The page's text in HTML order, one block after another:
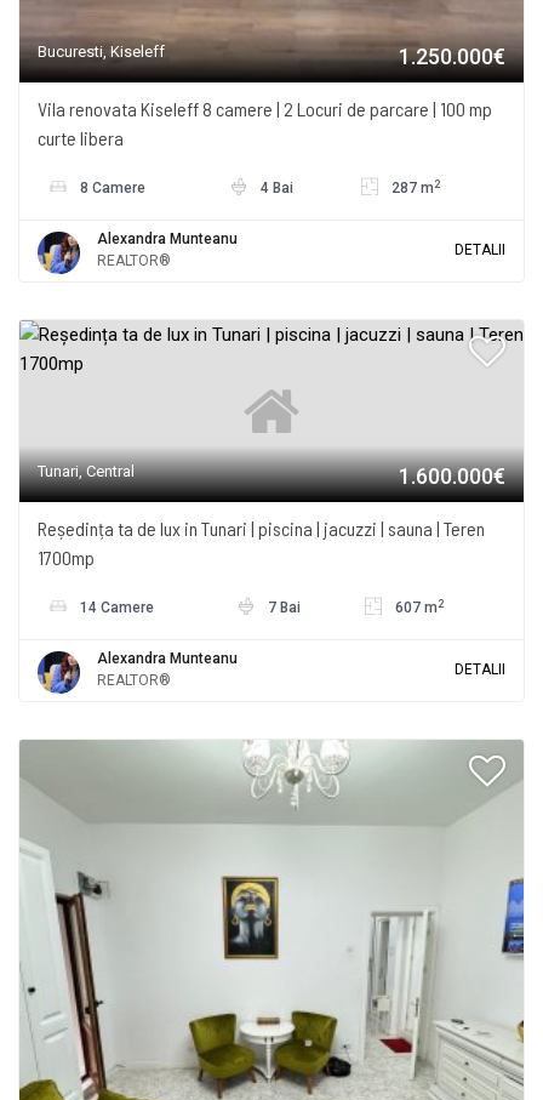
Bucuresti, Kiseleff 1.250.000€
Vila renovata Kiseleff 8 camere | 2 Locuri de parcare | 100 mp
curte libera
8 Camere 4 Bai 287 m 2
Alexandra Munteanu
REALTOR®
DETALII
Tunari, Central 1.600.000€
Reședința ta de lux in Tunari | piscina | jacuzzi | sauna | Teren
1700mp
14 Camere 7 Bai 607 m 2
Alexandra Munteanu
REALTOR®
DETALII